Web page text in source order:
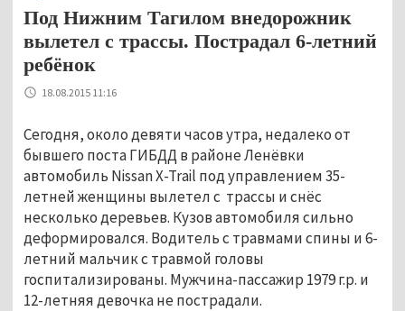
Под Нижним Тагилом внедорожник
вылетел с трассы. Пострадал 6-летний
ребёнок
18.08.2015 11:16
Сегодня, около девяти часов утра, недалеко от
бывшего поста ГИБДД в районе Ленёвки
автомобиль Nissan X-Trail под управлением 35-
летней женщины вылетел с трассы и снёс
несколько деревьев. Кузов автомобиля сильно
деформировался. Водитель с травмами спины и 6-
летний мальчик с травмой головы
госпитализированы. Мужчина-пассажир 1979 г.р. и
12-летняя девочка не пострадали.